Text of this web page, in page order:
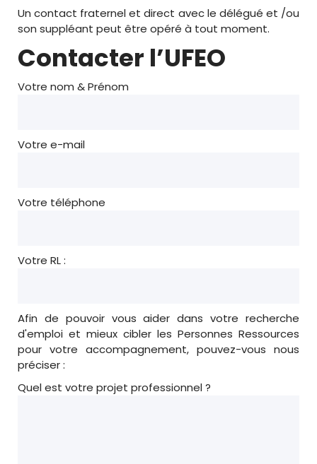
Un contact fraternel et direct avec le délégué et /ou
son suppléant peut être opéré à tout moment.
Contacter l’UFEO
Votre nom & Prénom
Votre e-mail
Votre téléphone
Votre RL :
Afin de pouvoir vous aider dans votre recherche
d'emploi et mieux cibler les Personnes Ressources
pour votre accompagnement, pouvez-vous nous
préciser :
Quel est votre projet professionnel ?